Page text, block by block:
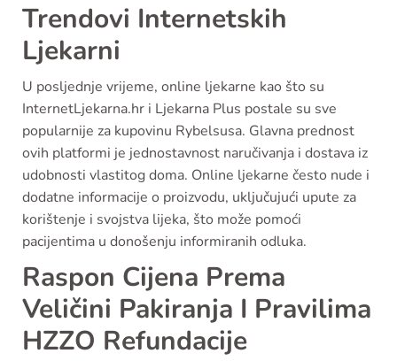
Trendovi Internetskih
Ljekarni
U posljednje vrijeme, online ljekarne kao što su
InternetLjekarna.hr i Ljekarna Plus postale su sve
popularnije za kupovinu Rybelsusa. Glavna prednost
ovih platformi je jednostavnost naručivanja i dostava iz
udobnosti vlastitog doma. Online ljekarne često nude i
dodatne informacije o proizvodu, uključujući upute za
korištenje i svojstva lijeka, što može pomoći
pacijentima u donošenju informiranih odluka.
Raspon Cijena Prema
Veličini Pakiranja I Pravilima
HZZO Refundacije